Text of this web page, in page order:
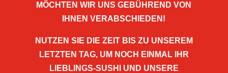
ÖCHTEN WIR UNS GEBÜHREND VON I
HNEN VERABSCHIEDEN!
NUTZEN SIE DIE ZEIT BIS ZU UNSEREM
LETZTEN TAG, UM NOCH EINMAL IHR
LIEBLINGS-SUSHI UND UNSERE